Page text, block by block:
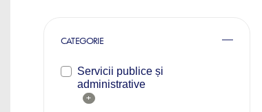
CATEGORIE
Servicii publice și
administrative
+